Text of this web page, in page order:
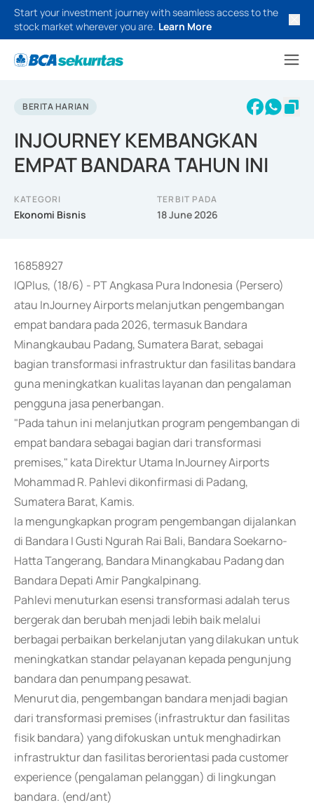
Start your investment journey with seamless access to the
stock market wherever you are. Learn More
BERITA HARIAN
INJOURNEY KEMBANGKAN
EMPAT BANDARA TAHUN INI
KATEGORI
Ekonomi Bisnis
TERBIT PADA
18 June 2026
16858927
IQPlus, (18/6) - PT Angkasa Pura Indonesia (Persero)
atau InJourney Airports melanjutkan pengembangan
empat bandara pada 2026, termasuk Bandara
Minangkaubau Padang, Sumatera Barat, sebagai
bagian transformasi infrastruktur dan fasilitas bandara
guna meningkatkan kualitas layanan dan pengalaman
pengguna jasa penerbangan.
"Pada tahun ini melanjutkan program pengembangan di
empat bandara sebagai bagian dari transformasi
premises," kata Direktur Utama InJourney Airports
Mohammad R. Pahlevi dikonfirmasi di Padang,
Sumatera Barat, Kamis.
Ia mengungkapkan program pengembangan dijalankan
di Bandara I Gusti Ngurah Rai Bali, Bandara Soekarno-
Hatta Tangerang, Bandara Minangkabau Padang dan
Bandara Depati Amir Pangkalpinang.
Pahlevi menuturkan esensi transformasi adalah terus
bergerak dan berubah menjadi lebih baik melalui
berbagai perbaikan berkelanjutan yang dilakukan untuk
meningkatkan standar pelayanan kepada pengunjung
bandara dan penumpang pesawat.
Menurut dia, pengembangan bandara menjadi bagian
dari transformasi premises (infrastruktur dan fasilitas
fisik bandara) yang difokuskan untuk menghadirkan
infrastruktur dan fasilitas berorientasi pada customer
experience (pengalaman pelanggan) di lingkungan
bandara. (end/ant)